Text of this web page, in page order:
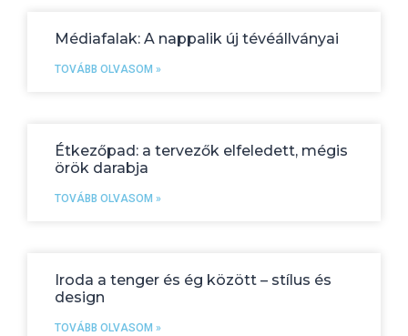
Médiafalak: A nappalik új tévéállványai
TOVÁBB OLVASOM »
Étkezőpad: a tervezők elfeledett, mégis
örök darabja
TOVÁBB OLVASOM »
Iroda a tenger és ég között – stílus és
design
TOVÁBB OLVASOM »